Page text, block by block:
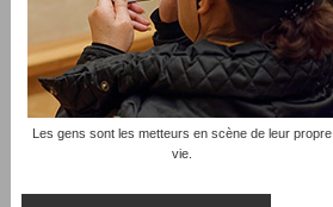
Les gens sont les metteurs en scène de leur propre
vie.